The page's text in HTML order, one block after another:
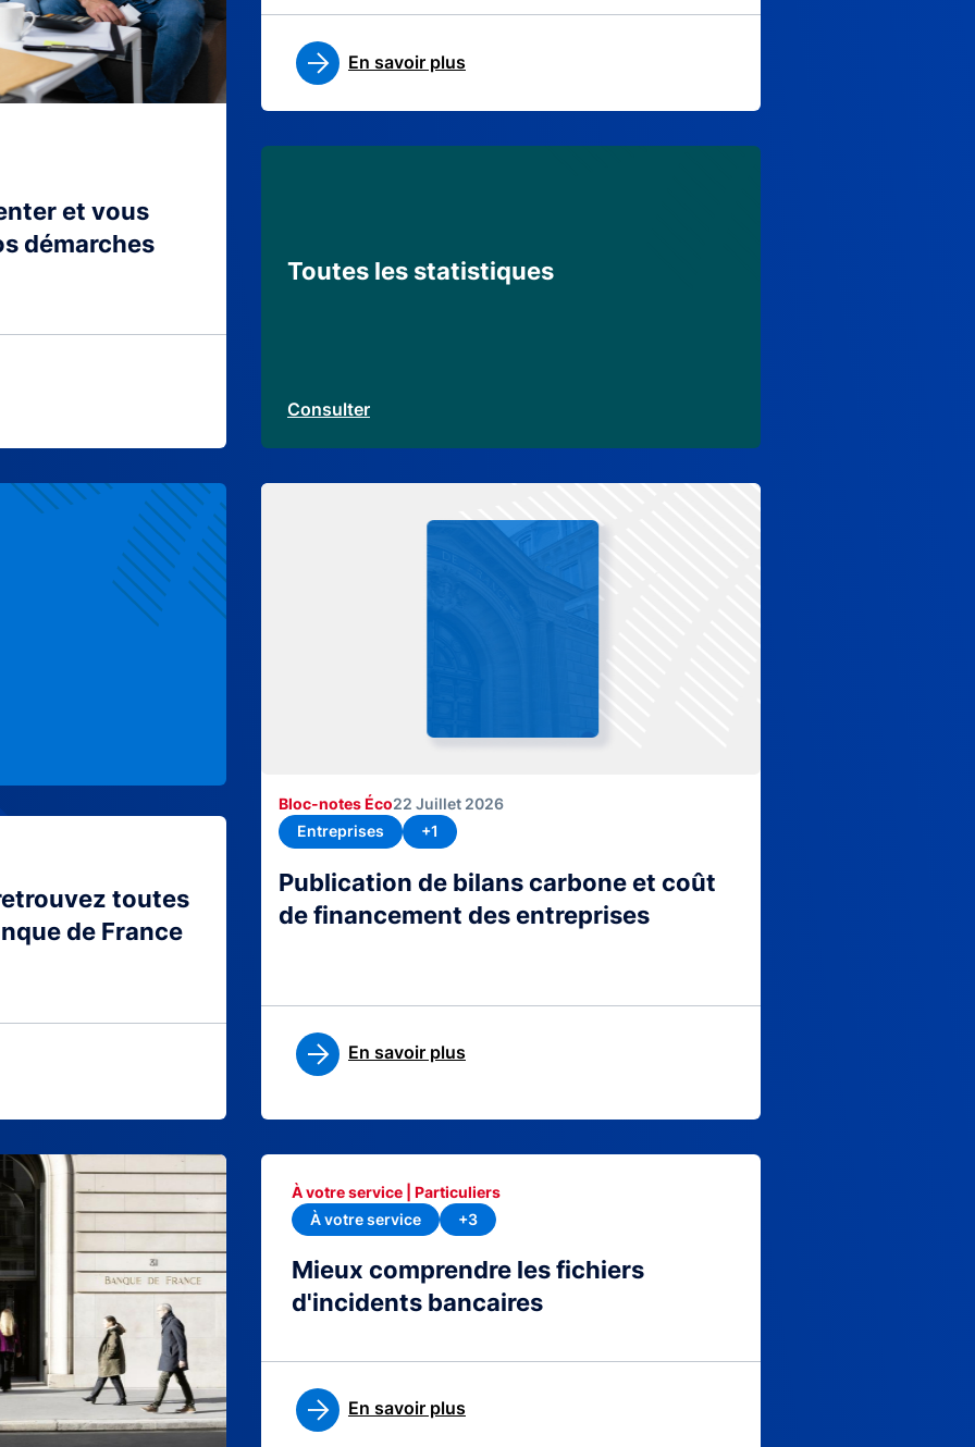
et vous
démarches
En savoir plus
Toutes les statistiques
Consulter
Publication de bilans carbone et coût
de financement des entreprises
Bloc-notes Éco22 Juillet 2026
Entreprises
+1
En savoir plus
toutes
de France
Mieux comprendre les fichiers
d'incidents bancaires
À votre service | Particuliers
À votre service
+3
En savoir plus